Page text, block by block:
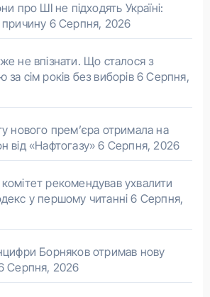
про ШІ не підходять Україні:
6 Серпня, 2026
не впізнати. Що сталося з
сім років без виборів 6 Серпня,
нового прем’єра отримала на
від «Нафтогазу» 6 Серпня, 2026
рекомендував ухвалити
у першому читанні 6 Серпня,
Борняков отримав нову
Серпня, 2026